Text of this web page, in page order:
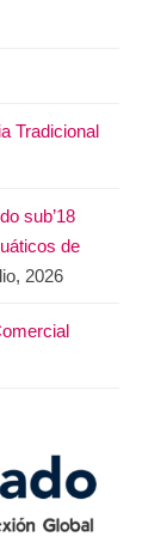
Tradicional
sub’18
de
2026